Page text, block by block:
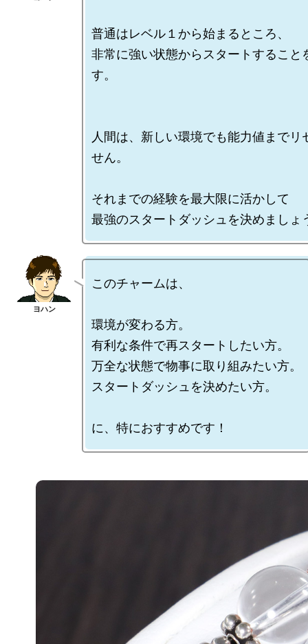
普通はレベル１から始まるところ、
非常に強い状態からスタートすること
す。
人間は、新しい環境でも能力値までリ
せん。
それまでの経験を最大限に活かして
このチャームは、
環境が変わる方。
有利な条件で再スタートしたい方。
万全な状態で物事に取り組みたい方。
スタートダッシュを決めたい方。